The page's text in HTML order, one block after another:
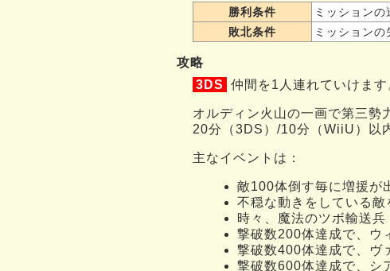
勝利条件
ミッションの
敗北条件
ミッションの
攻略
3DS
仲間を1人連れていけます
オルディン火山の一画で第三勢
20分（3DS）/10分（WiiU）以
主なイベントは：
敵100体倒す毎に増援が
不穏な動きをしている敵
時々、魔法のツボ輸送
撃破数200体達成で、ウ
撃破数400体達成で、ヴ
撃破数600体達成で、シ